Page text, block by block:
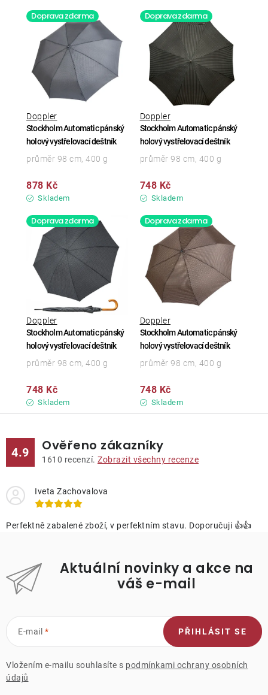
Doprava zdarma
Stockholm Automatic pánský
holový vystřelovací deštník
Doppler
Skladem
878 Kč
průměr 98 cm, 400 g
Doprava zdarma
Stockholm Automatic pánský
holový vystřelovací deštník
Doppler
Skladem
748 Kč
průměr 98 cm, 400 g
Doprava zdarma
Stockholm Automatic pánský
holový vystřelovací deštník
Doppler
Skladem
748 Kč
průměr 98 cm, 400 g
Doprava zdarma
Stockholm Automatic pánský
holový vystřelovací deštník
Doppler
Skladem
748 Kč
průměr 98 cm, 400 g
4.9 Ověřeno zákazníky
1610 recenzí. Zobrazit všechny recenze
Iveta Zachovalova
Perfektně zabalené zboží, v perfektním stavu. Doporučuji 👍👍
Aktuální novinky a akce na
váš e-mail
E-mail
Vložením e-mailu souhlasíte s podmínkami ochrany osobních
údajů
PŘIHLÁSIT SE